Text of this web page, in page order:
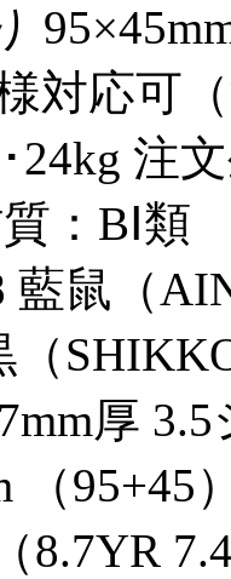
対応可
24kg 注
：BⅠ
藍鼠（
（
厚
（95+45
8.7YR